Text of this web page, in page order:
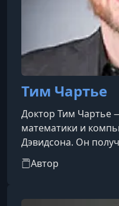
Тим Чартье
Доктор Тим Чартье
математики и
Дэвидсона. Он
области
магистра в области
Мичигана.
Автор